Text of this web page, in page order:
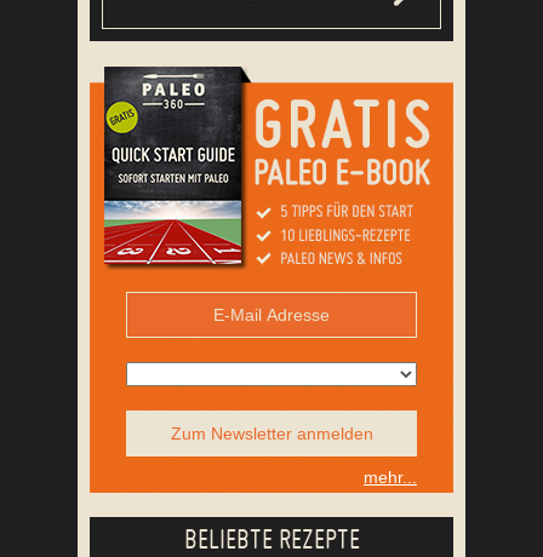
Zum Newsletter anmelden
mehr...
BELIEBTE REZEPTE